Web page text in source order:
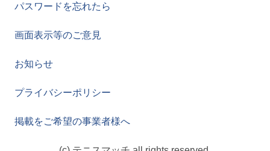
パスワードを忘れたら
画面表示等のご意見
お知らせ
プライバシーポリシー
掲載をご希望の事業者様へ